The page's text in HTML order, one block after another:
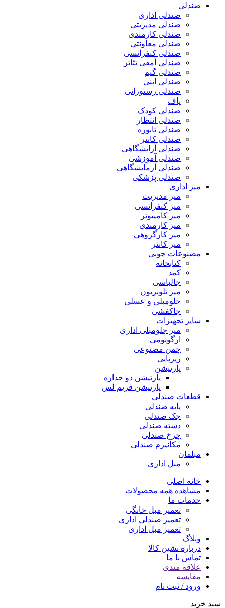
صندلی
صندلی اداری
صندلی مدیریتی
صندلی کارمندی
صندلی معاونتی
صندلی کنفرانسی
صندلی آمفی تئاتر
صندلی گیم
صندلی اپنی
صندلی رستورانی
پاف
صندلی کودک
صندلی انتظار
صندلی تابوره
صندلی کانتر
صندلی آرایشگاهی
صندلی آموزشی
صندلی آزمایشگاهی
صندلی پزشکی
میز اداری
میز مدیریت
میز کنفرانسی
میز کامپیوتر
میز کارمندی
میز کارگروهی
میز کانتر
مصنوعات چوبی
کتابخانه
کمد
جالباسی
میز تلویزیون
جلومبلی و عسلی
جاکفشی
سایر تجهیزات
میز جلومبلی اداری
ارگونومی
چمن مصنوعی
زیرپایی
پارتیشن
پارتیشن دو جداره
پارتیشن فریم لس
قطعات صندلی
پایه صندلی
جک صندلی
دسته صندلی
چرخ صندلی
مکانیزم صندلی
مبلمان
مبل اداری
خانه اصلی
مشاهده همه محصولات
خدمات ما
تعمیر مبل خانگی
تعمیر صندلی اداری
تعمیر مبل اداری
وبلاگ
درباره نشین کالا
تماس با ما
علاقه مندی
مقایسه
ورود / ثبت نام
سبد خرید